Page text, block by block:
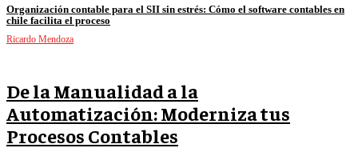
Organización contable para el SII sin estrés: Cómo el software contables en
chile facilita el proceso
Ricardo Mendoza
De la Manualidad a la
Automatización: Moderniza tus
Procesos Contables